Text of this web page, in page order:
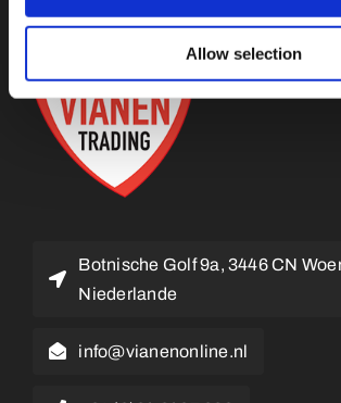
Allow selection
Botnische Golf 9a, 3446 CN
Niederlande
info@vianenonline.nl